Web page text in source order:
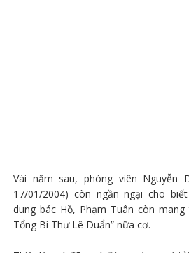
Vài năm sau, phóng viên Nguyễn
17/01/2004) còn ngần ngại cho
dung bác Hồ, Phạm Tuân còn
Tổng Bí Thư Lê Duẩn” nữa cơ.